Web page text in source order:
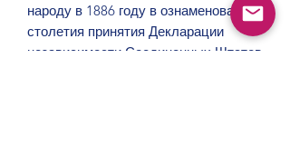
народу в 1886 году в ознаменование
столетия принятия Декларации
независимости Соединенных Штатов